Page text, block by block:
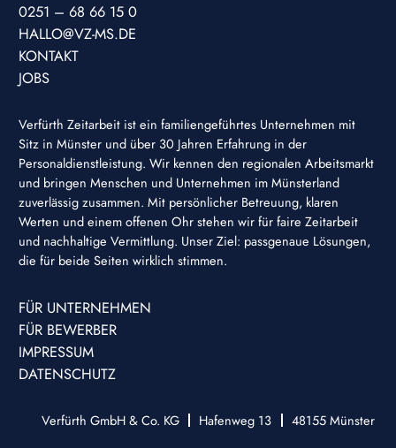
0251 – 68 66 15 0
HALLO@VZ-MS.DE
KONTAKT
JOBS
Verfürth Zeitarbeit ist ein familiengeführtes Unternehmen mit
Sitz in Münster und über 30 Jahren Erfahrung in der
Personaldienstleistung. Wir kennen den regionalen Arbeitsmarkt
und bringen Menschen und Unternehmen im Münsterland
zuverlässig zusammen. Mit persönlicher Betreuung, klaren
Werten und einem offenen Ohr stehen wir für faire Zeitarbeit
und nachhaltige Vermittlung. Unser Ziel: passgenaue Lösungen,
die für beide Seiten wirklich stimmen.
FÜR UNTERNEHMEN
FÜR BEWERBER
IMPRESSUM
DATENSCHUTZ
Verfürth GmbH & Co. KG Hafenweg 13 48155Münster